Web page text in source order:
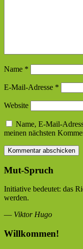
Name *
E-Mail-Adresse *
Website
Name, E-Mail-
meinen nächsten
Mut-Spruch
Initiative bedeutet: das
werden.
— Viktor Hugo
Willkommen!